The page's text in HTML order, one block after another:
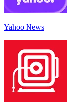
Yahoo News